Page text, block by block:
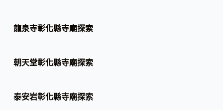
龍泉寺彰化縣寺廟探索
朝天堂彰化縣寺廟探索
泰安岩彰化縣寺廟探索